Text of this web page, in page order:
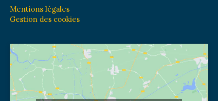
Mentions légales
Gestion des cookies